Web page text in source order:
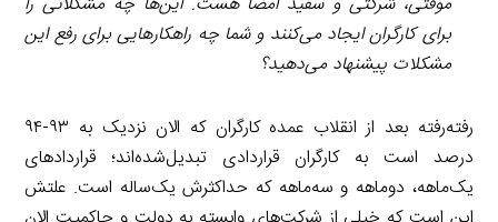
برای کارگران ایجاد می‌کنند و شما چه راهکارهایی برای رفع این
مشکلات پیشنهاد می‌دهید؟
رفته‌رفته بعد از انقلاب عمده کارگران که الان نزدیک به ۹۳-۹۴
درصد است به کارگران قراردادی تبدیل‌شده‌اند؛ قراردادهای
یک‌ماهه، دوماهه و سه‌ماهه که حداکثرش یک‌ساله است. علتش